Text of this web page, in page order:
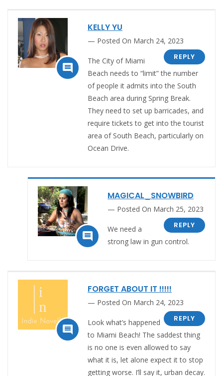

KELLY YU
Posted On March 24, 2023
REPLY
The City of Miami
Beach needs to “limit” the number
of people it admits into the South
Beach area during Spring Break.
They need to set up barricades, and
require tickets to get into the tourist
area of South Beach, particularly on
Ocean Drive.

MAGICAL_SNOWBIRD
Posted On March 25, 2023
REPLY
We need a
strong law in gun control.

FORGET ABOUT IT !!!!!
Posted On March 24, 2023
REPLY
Look what’s happened
to Miami Beach! The saddest thing
is no one is even allowed to say
what it is, let alone expect it to stop
getting worse. I’ll say it, urban decay.